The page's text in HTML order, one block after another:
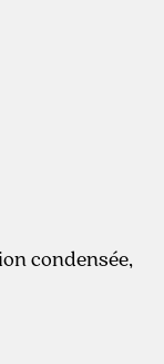
condensée,